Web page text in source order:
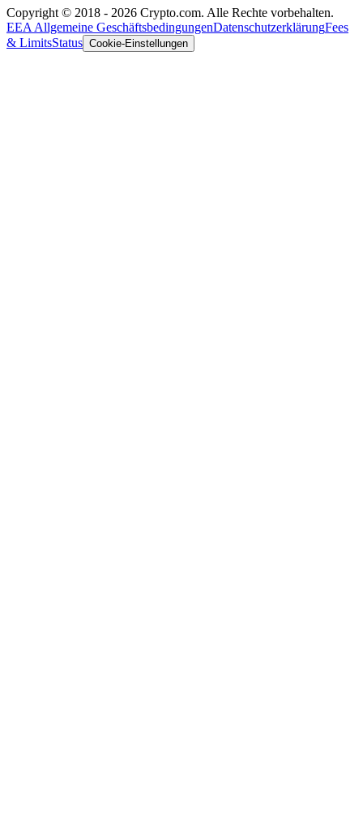
Copyright © 2018 - 2026 Crypto.com. Alle Rechte vorbehalten.
EEA Allgemeine GeschäftsbedingungenDatenschutzerklärungFees
& LimitsStatus Cookie-Einstellungen